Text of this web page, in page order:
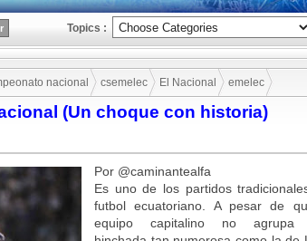
Topics :
nacional csemelec El Nacional emelec
(Un choque con historia)
(Un choque con historia)
Por @caminantealfa
Es uno de los partidos
futbol ecuatoriano. A pesar de
equipo capitalino no agrupa